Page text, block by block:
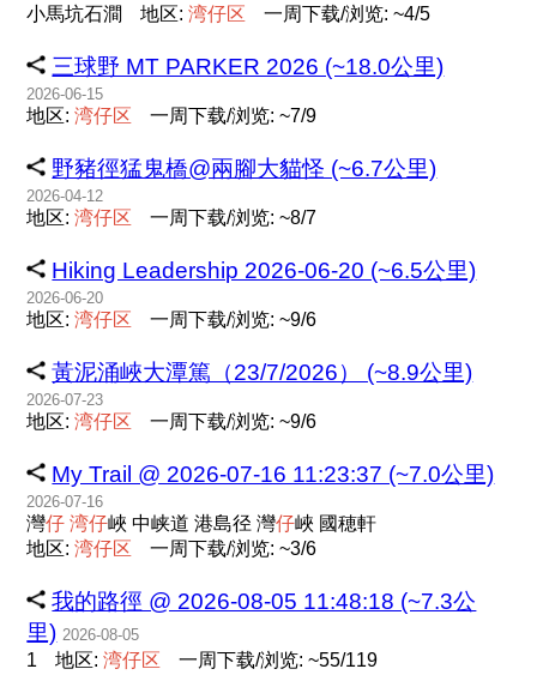
小馬坑石澗 地区:湾仔区 一周下载/浏览: ~4/5
三球野 MT PARKER 2026 (~18.0公里)
2026-06-15
地区:湾仔区 一周下载/浏览: ~7/9
野豬徑猛鬼橋@兩腳大貓怪 (~6.7公里)
2026-04-12
地区:湾仔区 一周下载/浏览: ~8/7
Hiking Leadership 2026-06-20 (~6.5公里)
2026-06-20
地区:湾仔区 一周下载/浏览: ~9/6
黃泥涌峽大潭篤（23/7/2026） (~8.9公里)
2026-07-23
地区:湾仔区 一周下载/浏览: ~9/6
My Trail @ 2026-07-16 11:23:37 (~7.0公里)
2026-07-16
灣仔 湾仔峽 中峡道 港島径 灣仔峽 國穂軒
地区:湾仔区 一周下载/浏览: ~3/6
我的路徑 @ 2026-08-05 11:48:18 (~7.3公
里) 2026-08-05
1 地区:湾仔区 一周下载/浏览: ~55/119